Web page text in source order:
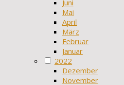
Juni
Mai
April
März
Februar
Januar
2022
Dezember
November